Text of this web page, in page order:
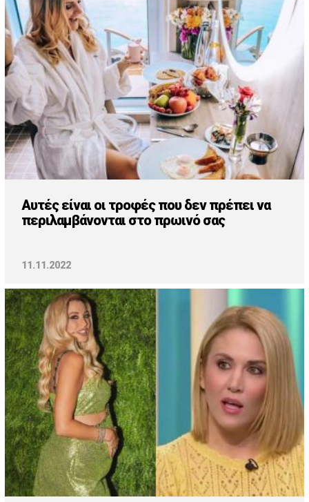
Αυτές είναι οι τροφές που δεν πρέπει να
περιλαμβάνονται στο πρωινό σας
11.11.2022